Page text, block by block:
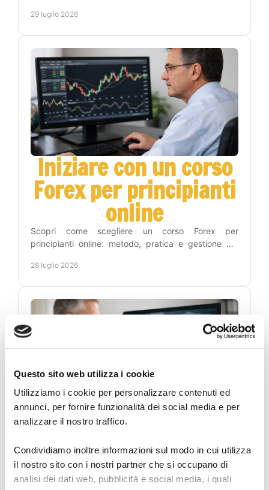
Questo sito web utilizza i cookie
Utilizziamo i cookie per personalizzare contenuti ed
annunci, per fornire funzionalità dei social media e per
analizzare il nostro traffico.
Condividiamo inoltre informazioni sul modo in cui utilizza
il nostro sito con i nostri partner che si occupano di
analisi dei dati web, pubblicità e social media, i quali
29 luglio 2026
Iniziare con un corso
Forex per principianti
online
Scopri come scegliere un corso Forex per
principianti online: metodo, pratica e gestione del
ogni giorno.
28 luglio 2026
Academy del Dott.
Carosi per studiare il
Forex
Scopri l’academy del dott. Carosi: segnali Forex,